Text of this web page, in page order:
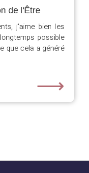
de l'Être
j'aime bien les
possible
que cela a généré
⟶